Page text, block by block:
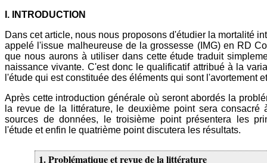
I. INTRODUCTION
Dans cet article, nous nous proposons d'étudier la mortalité
appelé l'issue malheureuse de la grossesse (IMG) en RD
que nous aurons à utiliser dans cette étude traduit
naissance vivante. C'est donc le qualificatif attribué à la
l'étude qui est constituée des éléments qui sont l'avortement
Après cette introduction générale où seront abordés la
la revue de la littérature, le deuxième point sera consacré
sources de données, le troisième point présentera les
l'étude et enfin le quatrième point discutera les résultats.
1. Problématique et revue de la littérature